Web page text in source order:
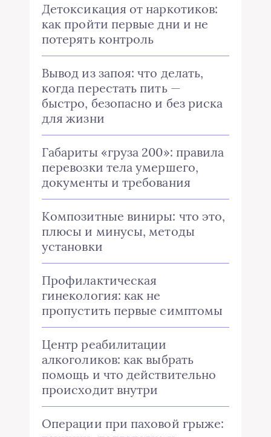
Детоксикация от наркотиков:
как пройти первые дни и не
потерять контроль
Вывод из запоя: что делать,
когда перестать пить —
быстро, безопасно и без риска
для жизни
Габариты «груза 200»: правила
перевозки тела умершего,
документы и требования
Композитные виниры: что это,
плюсы и минусы, методы
установки
Профилактическая
гинекология: как не
пропустить первые симптомы
Центр реабилитации
алкоголиков: как выбрать
помощь и что действительно
происходит внутри
Операции при паховой грыже: